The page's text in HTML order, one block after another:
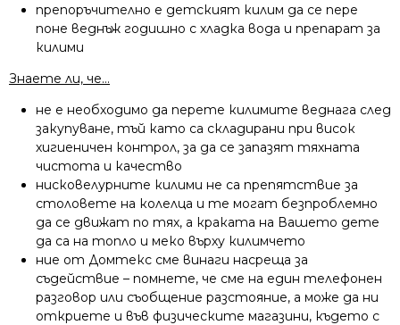
препоръчително е детският килим да се пере
поне веднъж годишно с хладка вода и препарат за
килими
Знаете ли, че…
не е необходимо да перете килимите веднага след
закупуване, тъй като са складирани при висок
хигиеничен контрол, за да се запазят тяхната
чистота и качество
нисковелурните килими не са препятствие за
столовете на колелца и те могат безпроблемно
да се движат по тях, а краката на Вашето дете
да са на топло и меко върху килимчето
ние от Домтекс сме винаги насреща за
съдействие – помнете, че сме на един телефонен
разговор или съобщение разстояние, а може да ни
откриете и във физическите магазини, където с